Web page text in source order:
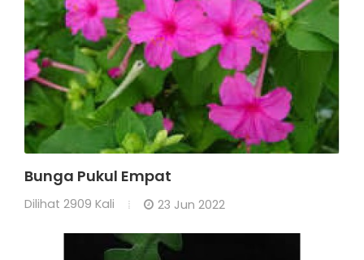
Bunga Pukul Empat
Dilihat 2909 Kali 23 Jun 2022